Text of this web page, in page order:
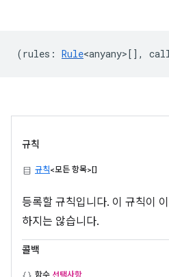
(rules : Rule<anyany> [],
규칙
규칙<모든 항목>[]
등록할 규칙입니다. 이 규칙이
하지는 않습니다.
콜백
함수 선택사항